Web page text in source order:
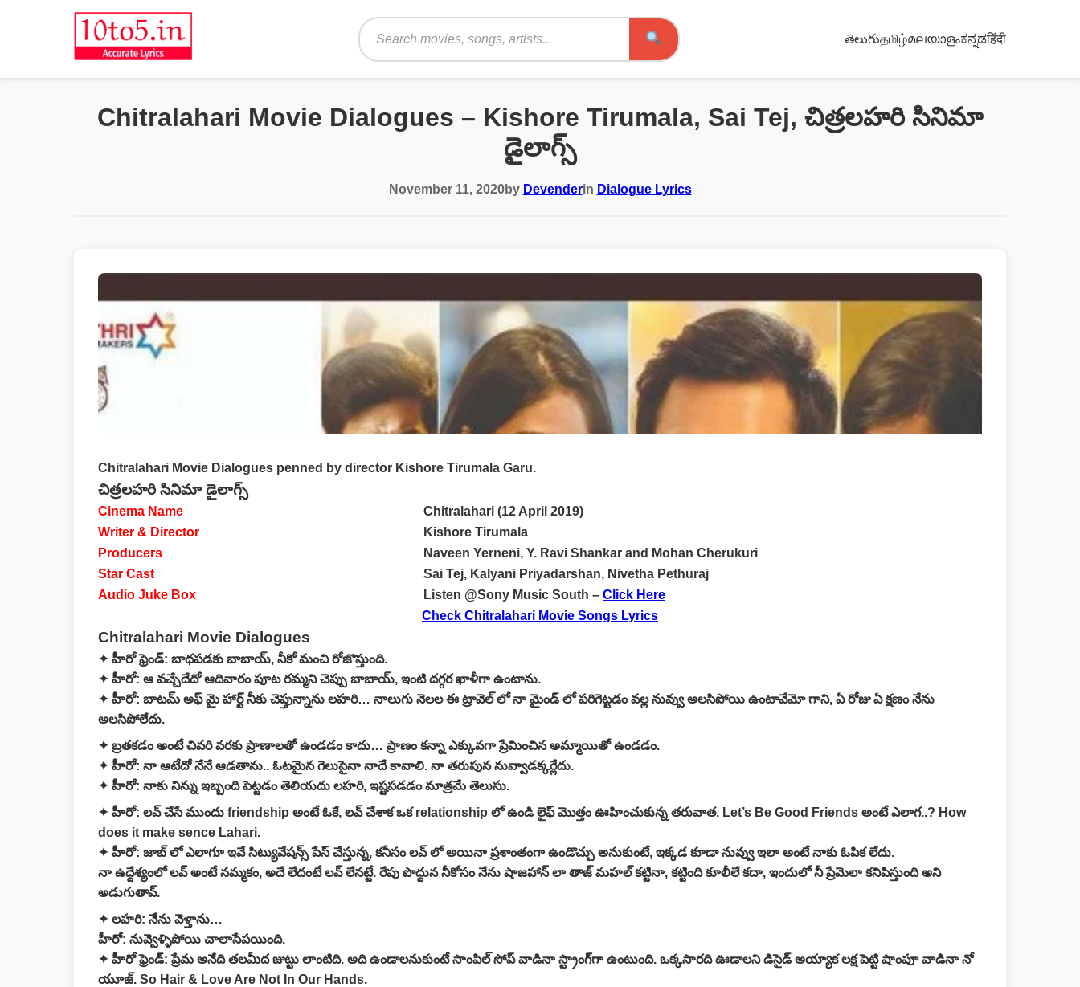
Search
తెలుగుதமிழ்മലയാളംಕನ್ನಡहिंदी
Chitralahari Movie Dialogues – Kishore Tirumala, Sai Tej, చిత్రలహరి సినిమా
డైలాగ్స్
November 11, 2020by Devenderin Dialogue Lyrics
Chitralahari Movie Dialogues penned by director Kishore Tirumala Garu.
చిత్రలహరి సినిమా డైలాగ్స్
Cinema Name
Chitralahari (12 April 2019)
Writer & Director
Kishore Tirumala
Producers
Naveen Yerneni, Y. Ravi Shankar and Mohan Cherukuri
Star Cast
Sai Tej, Kalyani Priyadarshan, Nivetha Pethuraj
Audio Juke Box
Listen @Sony Music South – Click Here
Check Chitralahari Movie Songs Lyrics
Chitralahari Movie Dialogues
✦ హీరో ఫ్రెండ్: బాధపడకు బాబాయ్, నీకో మంచి రోజొస్తుంది.
✦ హీరో: ఆ వచ్చేదేదో ఆదివారం పూట రమ్మని చెప్పు బాబాయ్, ఇంటి దగ్గర ఖాళీగా ఉంటాను.
✦ హీరో: బాటమ్ అఫ్ మై హార్ట్ నీకు చెప్తున్నాను లహరి… నాలుగు నెలల ఈ ట్రావెల్ లో నా మైండ్ లో పరిగెట్టడం వల్ల నువ్వు అలసిపోయి ఉంటావేమో గాని, ఏ రోజు ఏ క్షణం నేను
అలసిపోలేదు.
✦ బ్రతకడం అంటే చివరి వరకు ప్రాణాలతో ఉండడం కాదు… ప్రాణం కన్నా ఎక్కువగా ప్రేమించిన అమ్మాయితో ఉండడం.
✦ హీరో: నా ఆటేదో నేనే ఆడతాను.. ఓటమైన గెలుపైనా నాదే కావాలి. నా తరుపున నువ్వాడక్కర్లేదు.
✦ హీరో: నాకు నిన్ను ఇబ్బంది పెట్టడం తెలియదు లహరి, ఇష్టపడడం మాత్రమే తెలుసు.
✦ హీరో: లవ్ చేసే ముందు friendship అంటే ఓకే, లవ్ చేశాక ఒక relationship లో ఉండి లైఫ్ మొత్తం ఊహించుకున్న తరువాత, Let’s Be Good Friends అంటే ఎలాగ..? How
does it make sence Lahari.
✦ హీరో: జాబ్ లో ఎలాగూ ఇవే సిట్యువేషన్స్ పేస్ చేస్తున్న, కనీసం లవ్ లో అయినా ప్రశాంతంగా ఉండొచ్చు అనుకుంటే, ఇక్కడ కూడా నువ్వు ఇలా అంటే నాకు ఓపిక లేదు.
నా ఉద్దేశ్యంలో లవ్ అంటే నమ్మకం, అదే లేదంటే లవ్ లేనట్టే. రేపు పొద్దున నీకోసం నేను షాజహాన్ లా తాజ్ మహల్ కట్టినా, కట్టింది కూలీలే కదా, ఇందులో నీ ప్రేమెలా కనిపిస్తుంది అని
అడుగుతావ్.
✦ లహరి: నేను వెళ్తాను…
హీరో: నువ్వెళ్ళిపోయి చాలాసేపయింది.
✦ హీరో ఫ్రెండ్:ప్రేమ అనేది తలమీద జుట్టు లాంటిది. అది ఉండాలనుకుంటే సాంపిల్ సోప్ వాడినా స్ట్రాంగ్‌గా ఉంటుంది. ఒక్కసారది ఊడాలని డిసైడ్ అయ్యాక లక్ష పెట్టి షాంపూ వాడినా నో
యూజ్. So Hair & Love Are Not In Our Hands.